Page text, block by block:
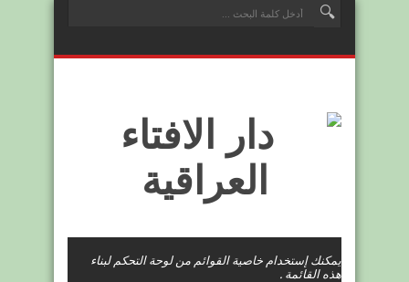
يمكنك إستخدام خاصية القوائم من لوحة التحكم لبناء
هذه القائمة .